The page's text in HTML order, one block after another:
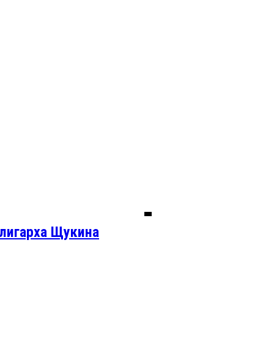
Щукина